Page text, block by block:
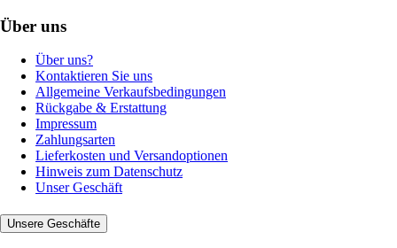
Über uns
Über uns?
Kontaktieren Sie uns
Allgemeine Verkaufsbedingungen
Rückgabe & Erstattung
Impressum
Zahlungsarten
Lieferkosten und Versandoptionen
Hinweis zum Datenschutz
Unser Geschäft
Unsere Geschäfte